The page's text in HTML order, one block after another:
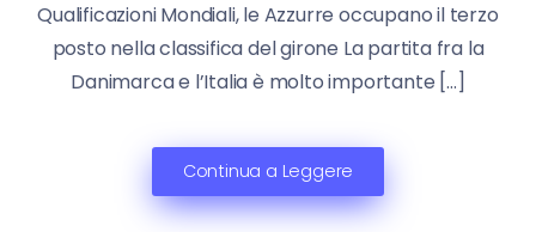
Qualificazioni Mondiali, le Azzurre occupano il terzo
posto nella classifica del girone La partita fra la
Danimarca e l’Italia è molto importante […]
Continua a Leggere